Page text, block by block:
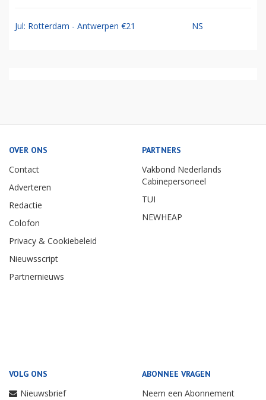
Jul: Rotterdam - Antwerpen €21 NS
OVER ONS
Contact
Adverteren
Redactie
Colofon
Privacy & Cookiebeleid
Nieuwsscript
Partnernieuws
PARTNERS
Vakbond Nederlands
Cabinepersoneel
TUI
NEWHEAP
VOLG ONS
Nieuwsbrief
ABONNEE VRAGEN
Neem een Abonnement